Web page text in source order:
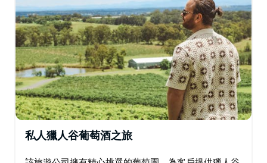
私人獵人谷葡萄酒之旅